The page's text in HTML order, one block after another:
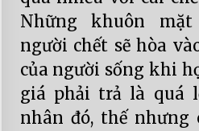
Những khuôn
người chết sẽ hòa
của người sống khi
giá phải trả là quá
nhân đó, thế nhưng